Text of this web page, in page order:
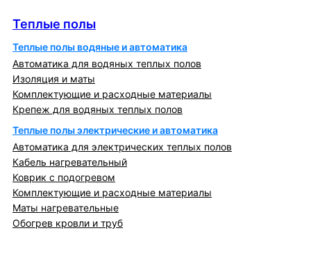
Теплые полы
Теплые полы водяные и автоматика
Автоматика для водяных теплых полов
Изоляция и маты
Комплектующие и расходные материалы
Крепеж для водяных теплых полов
Теплые полы электрические и автоматика
Автоматика для электрических теплых полов
Кабель нагревательный
Коврик с подогревом
Комплектующие и расходные материалы
Маты нагревательные
Обогрев кровли и труб